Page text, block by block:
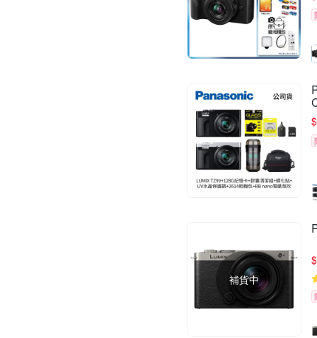
$
補貨中
$